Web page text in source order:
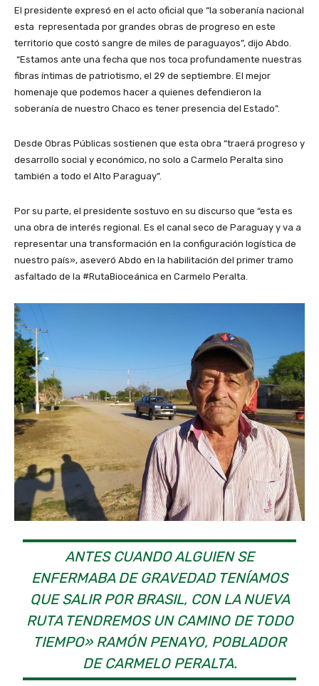
El presidente expresó en el acto oficial que “la soberanía nacional
esta representada por grandes obras de progreso en este
territorio que costó sangre de miles de paraguayos”, dijo Abdo.
“Estamos ante una fecha que nos toca profundamente nuestras
fibras íntimas de patriotismo, el 29 de septiembre. El mejor
homenaje que podemos hacer a quienes defendieron la
soberanía de nuestro Chaco es tener presencia del Estado”.
Desde Obras Públicas sostienen que esta obra “traerá progreso y
desarrollo social y económico, no solo a Carmelo Peralta sino
también a todo el Alto Paraguay”.
Por su parte, el presidente sostuvo en su discurso que “esta es
una obra de interés regional. Es el canal seco de Paraguay y va a
representar una transformación en la configuración logística de
nuestro país», aseveró Abdo en la habilitación del primer tramo
asfaltado de la #RutaBioceánica en Carmelo Peralta.
ANTES CUANDO ALGUIEN SE
ENFERMABA DE GRAVEDAD TENÍAMOS
QUE SALIR POR BRASIL, CON LA NUEVA
RUTA TENDREMOS UN CAMINO DE TODO
TIEMPO» RAMÓN PENAYO, POBLADOR
DE CARMELO PERALTA.